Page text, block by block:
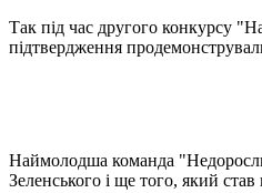
Так під час другого конкурсу
підтвердження
Наймолодша команда
Зеленського і ще того, який